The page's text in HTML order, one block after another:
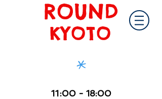
ROUND
KYOTO
*
11 :00 - 18:00